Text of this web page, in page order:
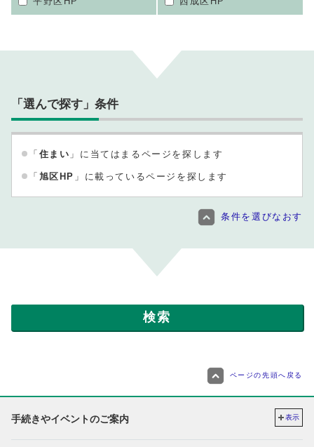
「選んで探す」条件
「 住まい 」に当てはまるページを探します
「 旭区HP 」に載っているページを探します
条件を選びなおす
ページの先頭へ戻る
手続きやイベントのご案内 表示